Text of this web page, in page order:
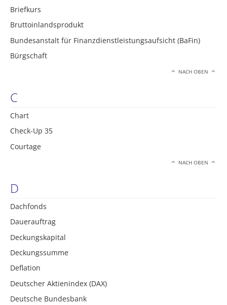
Briefkurs
Bruttoinlandsprodukt
Bundesanstalt für Finanzdienstleistungsaufsicht (BaFin)
Bürgschaft
NACH OBEN
C
Chart
Check-Up 35
Courtage
NACH OBEN
D
Dachfonds
Dauerauftrag
Deckungskapital
Deckungssumme
Deflation
Deutscher Aktienindex (DAX)
Deutsche Bundesbank